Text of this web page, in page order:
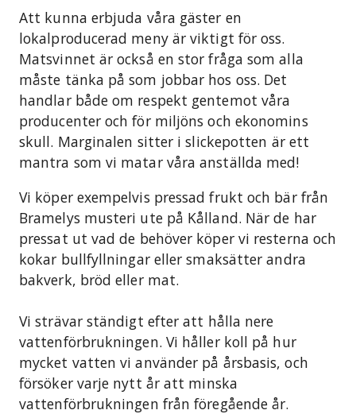
Att kunna erbjuda våra gäster en
lokalproducerad meny är viktigt för oss.
Matsvinnet är också en stor fråga som alla
måste tänka på som jobbar hos oss. Det
handlar både om respekt gentemot våra
producenter och för miljöns och ekonomins
skull. Marginalen sitter i slickepotten är ett
mantra som vi matar våra anställda med!
Vi köper exempelvis pressad frukt och bär från
Bramelys musteri ute på Kålland. När de har
pressat ut vad de behöver köper vi resterna och
kokar bullfyllningar eller smaksätter andra
bakverk, bröd eller mat.
Vi strävar ständigt efter att hålla nere
vattenförbrukningen. Vi håller koll på hur
mycket vatten vi använder på årsbasis, och
försöker varje nytt år att minska
vattenförbrukningen från föregående år.